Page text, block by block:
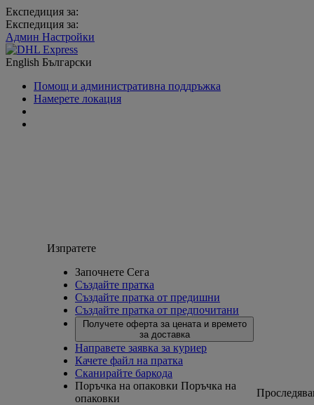
Експедиция за:
Експедиция за:
Админ Настройки
English Български
Помощ и административна поддръжка
Намерете локация
Изпратете
Започнете Сега
Създайте пратка
Създайте пратка от предишни
Създайте пратка от предпочитани
Получете оферта за цената и времето
за доставка
Направете заявка за куриер
Качете файл на пратка
Сканирайте баркода
Поръчка на опаковки Поръчка на
опаковки